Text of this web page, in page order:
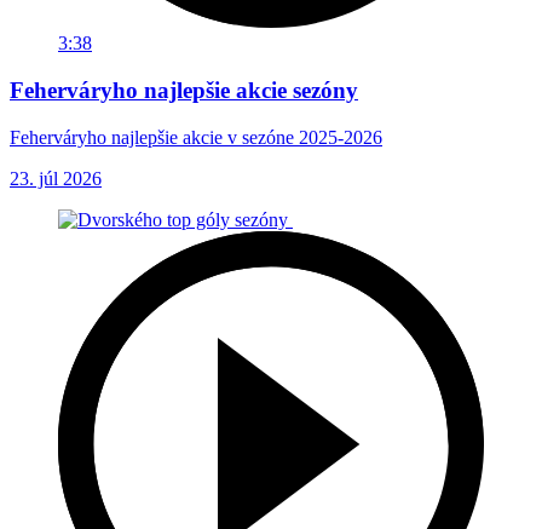
3:38
Feherváryho najlepšie akcie sezóny
Feherváryho najlepšie akcie v sezóne 2025-2026
23. júl 2026